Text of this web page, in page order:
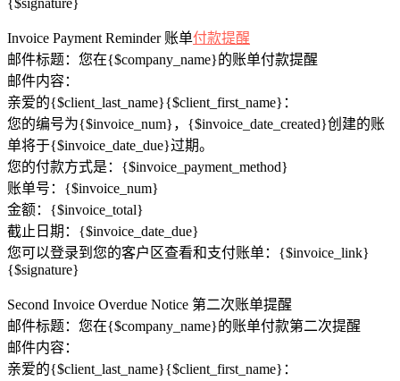
Invoice Payment Reminder 账单付款提醒
邮件标题：您在{$company_name}的账单付款提醒
邮件内容：
亲爱的{$client_last_name}{$client_first_name}：
您的编号为{$invoice_num}，{$invoice_date_created}创建的账
单将于{$invoice_date_due}过期。
您的付款方式是：{$invoice_payment_method}
账单号：{$invoice_num}
金额：{$invoice_total}
截止日期：{$invoice_date_due}
您可以登录到您的客户区查看和支付账单：{$invoice_link}
{$signature}
Second Invoice Overdue Notice 第二次账单提醒
邮件标题：您在{$company_name}的账单付款第二次提醒
邮件内容：
亲爱的{$client_last_name}{$client_first_name}：